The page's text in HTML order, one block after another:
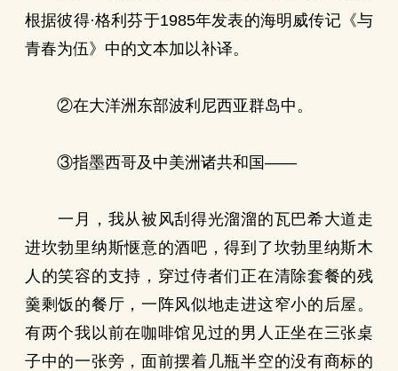
根据彼得·格利芬于1985年发表的海明威传记《与
青春为伍》中的文本加以补译。
②在大洋洲东部波利尼西亚群岛中。
③指墨西哥及中美洲诸共和国——
一月，我从被风刮得光溜溜的瓦巴希大道走
进坎勃里纳斯惬意的酒吧，得到了坎勃里纳斯木
人的笑容的支持，穿过侍者们正在清除套餐的残
羹剩饭的餐厅，一阵风似地走进这窄小的后屋。
有两个我以前在咖啡馆见过的男人正坐在三张桌
子中的一张旁，面前摆着几瓶半空的没有商标的